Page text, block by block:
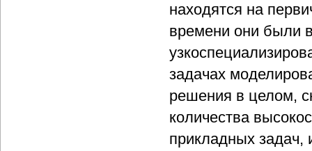
находятся на
времени они были
задачах
решения в целом,
количества
прикладных задач,